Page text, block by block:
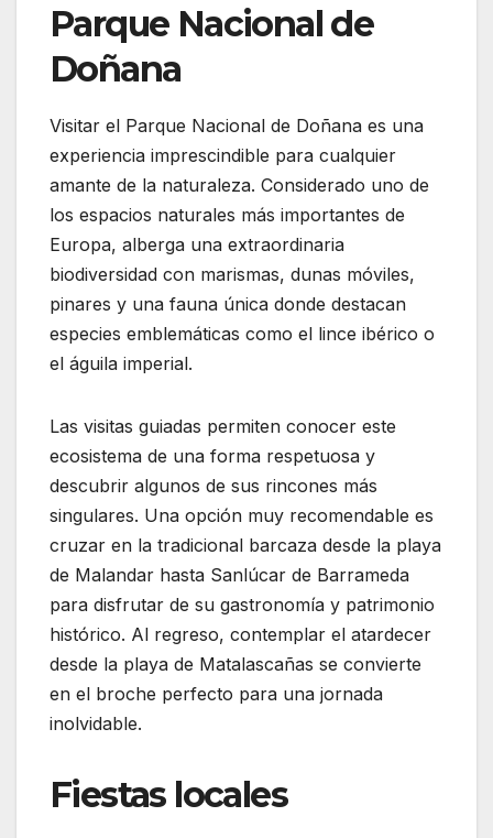
Parque Nacional de
Doñana
Visitar el Parque Nacional de Doñana es una
experiencia imprescindible para cualquier
amante de la naturaleza. Considerado uno de
los espacios naturales más importantes de
Europa, alberga una extraordinaria
biodiversidad con marismas, dunas móviles,
pinares y una fauna única donde destacan
especies emblemáticas como el lince ibérico o
el águila imperial.
Las visitas guiadas permiten conocer este
ecosistema de una forma respetuosa y
descubrir algunos de sus rincones más
singulares. Una opción muy recomendable es
cruzar en la tradicional barcaza desde la playa
de Malandar hasta Sanlúcar de Barrameda
para disfrutar de su gastronomía y patrimonio
histórico. Al regreso, contemplar el atardecer
desde la playa de Matalascañas se convierte
en el broche perfecto para una jornada
inolvidable.
Fiestas locales